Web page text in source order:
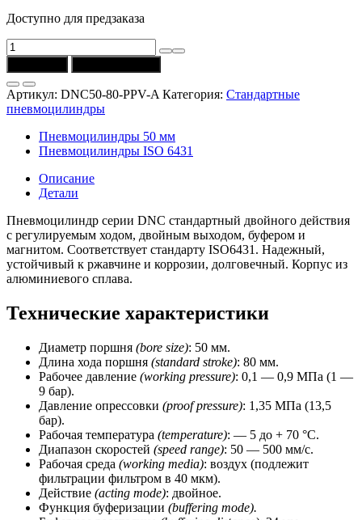
Доступно для предзаказа
Количество
товара
Пневмоцилиндр
DNC50-
80-
PPV-
=
80
мм,
магнит)
CSNSP
Артикул: DNC50-80-PPV-A Категория: Стандартные
пневмоцилиндры
Пневмоцилиндры 50 мм
Пневмоцилиндры ISO 6431
Описание
Детали
Пневмоцилиндр серии DNC стандартный двойного действия
с регулируемым ходом, двойным выходом, буфером и
магнитом. Соответствует стандарту ISO6431. Надежный,
устойчивый к ржавчине и коррозии, долговечный. Корпус из
алюминиевого сплава.
Технические характеристики
Диаметр поршня (bore size): 50 мм.
Длина хода поршня (standard stroke): 80 мм.
Рабочее давление (working pressure): 0,1 — 0,9 МПа (1 —
9 бар).
Давление опрессовки (proof pressure): 1,35 МПа (13,5
бар).
Рабочая температура (temperature): — 5 до + 70 °C.
Диапазон скоростей (speed range): 50 — 500 мм/с.
Рабочая среда (working media): воздух (подлежит
фильтрации фильтром в 40 мкм).
Действие (acting mode): двойное.
Функция буферизации (buffering mode).